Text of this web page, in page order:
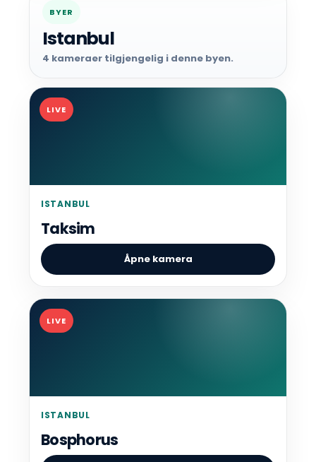
BYER
Istanbul
4 kameraer tilgjengelig i denne byen.
LIVE
ISTANBUL
Taksim
Åpne kamera
LIVE
ISTANBUL
Bosphorus